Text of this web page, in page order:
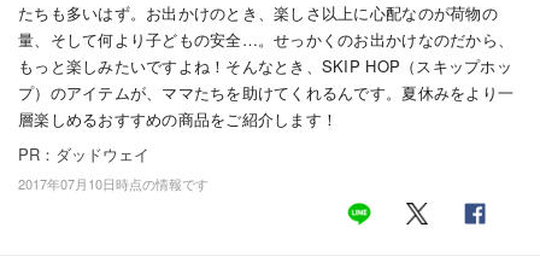
赤ちゃん・育児
子育て・家族
病院
美容・ファッション
たちも多いはず。お出かけのとき、楽しさ以上に心配なのが荷物の
量、そして何より子どもの安全…。せっかくのお出かけなのだから、
もっと楽しみたいですよね！そんなとき、SKIP HOP（スキップホッ
プ）のアイテムが、ママたちを助けてくれるんです。夏休みをより一
層楽しめるおすすめの商品をご紹介します！
PR：ダッドウェイ
2017年07月10日時点の情報です